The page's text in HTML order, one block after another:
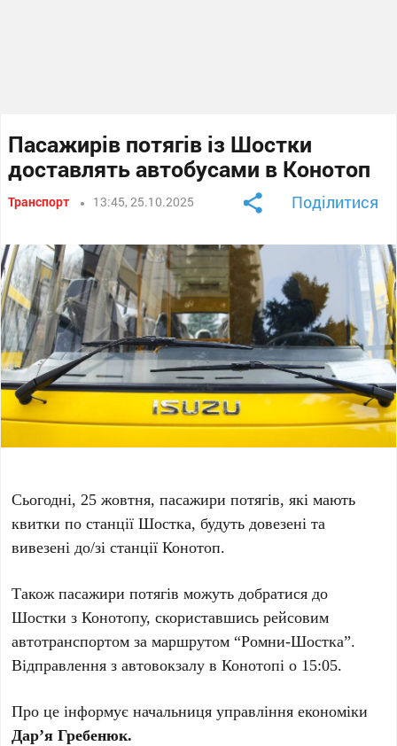
Пасажирів потягів із Шостки
доставлять автобусами в Конотоп
Транспорт 13:45, 25.10.2025 Поділитися
Сьогодні, 25 жовтня, пасажири потягів, які мають
квитки по станції Шостка, будуть довезені та
вивезені до/зі станції Конотоп.
Також пасажири потягів можуть добратися до
Шостки з Конотопу, скориставшись рейсовим
автотранспортом за маршрутом “Ромни-Шостка”.
Відправлення з автовокзалу в Конотопі о 15:05.
Про це інформує начальниця управління економіки
Дар’я Гребенюк.